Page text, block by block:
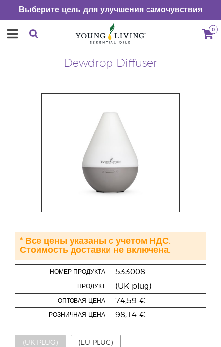
Выберите цель для улучшения самочувствия
0
Dewdrop Diffuser
НОМЕР ПРОДУКТА 533008
ПРОДУКТ (UK plug)
ОПТОВАЯ ЦЕНА 74,59 €
РОЗНИЧНАЯ ЦЕНА 98,14 €
(UK PLUG) (EU PLUG)
* Все цены указаны с учетом НДС.
Стоимость доставки не включена.